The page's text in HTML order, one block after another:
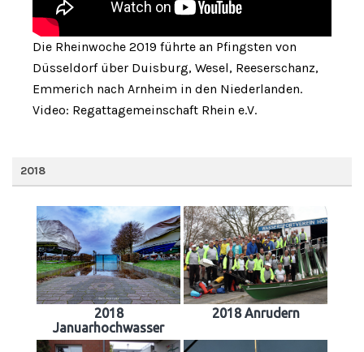
Die Rheinwoche 2019 führte an Pfingsten von
Düsseldorf über Duisburg, Wesel, Reeserschanz,
Emmerich nach Arnheim in den Niederlanden.
Video: Regattagemeinschaft Rhein e.V.
2018
2018
Januarhochwasser
2018 Anrudern